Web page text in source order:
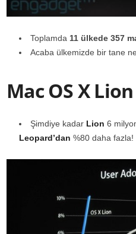
Toplamda 11 ülkede 357
Acaba ülkemizde bir tane
Mac OS X
Şimdiye kadar Lion 6
Leopard’dan %80 daha fazla!